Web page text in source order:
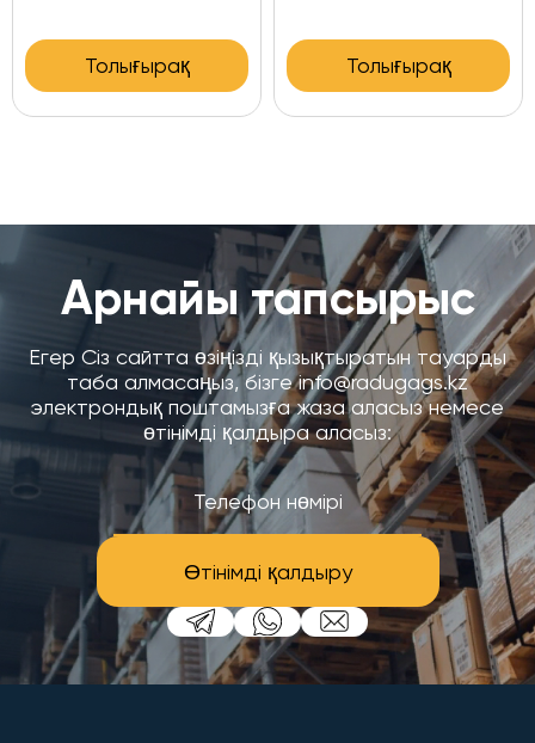
Толығырақ Толығырақ
Арнайы тапсырыс
Егер Сіз сайтта өзіңізді қызықтыратын тауарды
таба алмасаңыз, бізге info@radugags.kz
электрондық поштамызға жаза аласыз немесе
өтінімді қалдыра аласыз:
Өтінімді қалдыру